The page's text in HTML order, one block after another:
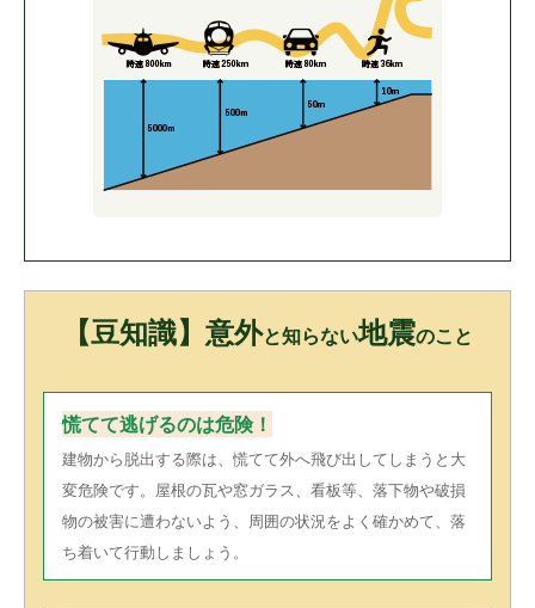
【豆知識】意外と知らない地震のこと
慌てて逃げるのは危険！
建物から脱出する際は、慌てて外へ飛び出してしまうと大
変危険です。屋根の瓦や窓ガラス、看板等、落下物や破損
物の被害に遭わないよう、周囲の状況をよく確かめて、落
ち着いて行動しましょう。